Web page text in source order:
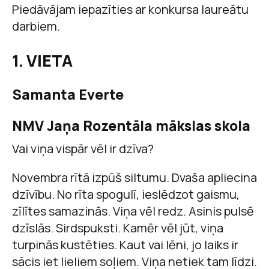
Piedāvājam iepazīties ar konkursa laureātu
darbiem.
1. VIETA
Samanta Everte
NMV Jaņa Rozentāla mākslas skola
Vai viņa vispār vēl ir dzīva?
Novembra rītā izpūš siltumu. Dvaša apliecina
dzīvību. No rīta spogulī, ieslēdzot gaismu,
zīlītes samazinās. Viņa vēl redz. Asinis pulsē
dzīslās. Sirdspuksti. Kamēr vēl jūt, viņa
turpinās kustēties. Kaut vai lēni, jo laiks ir
sācis iet lieliem soļiem. Viņa netiek tam līdzi.